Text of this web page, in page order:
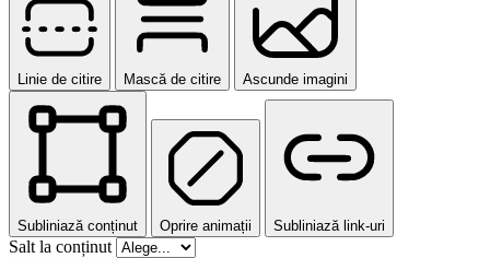
Linie de citire Mască de citire Ascunde imagini
Subliniază conținut Oprire animații Subliniază link-uri
Salt la conținut